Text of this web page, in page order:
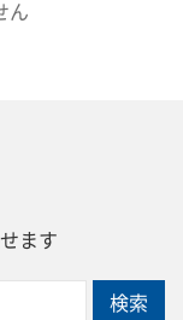
ん
ます
検索